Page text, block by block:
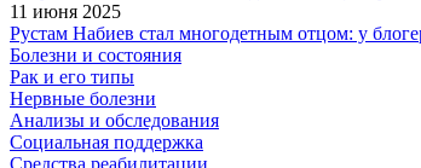
11 июня 2025
Рустам Набиев стал многодетным отцом: у
Болезни и состояния
Рак и его типы
Нервные болезни
Анализы и обследования
Социальная поддержка